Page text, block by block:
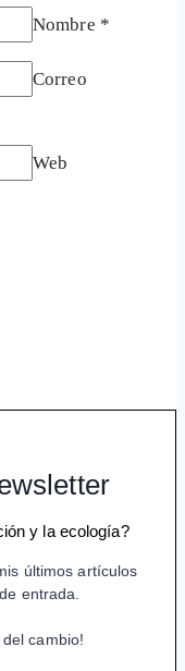
Nombre *
Correo
Web
y la ecología?
últimos artículos
entrada.
cambio!